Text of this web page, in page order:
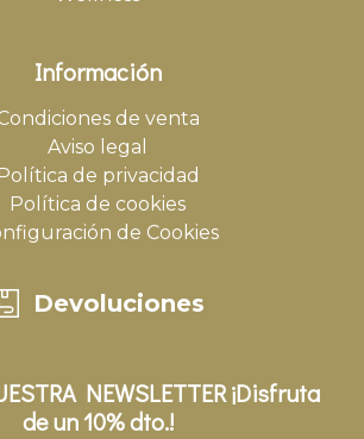
Información
de venta
Aviso legal
de privacidad
Política de cookies
de Cookies
Devoluciones
NEWSLETTER ¡Disfruta
de un 10% dto.!